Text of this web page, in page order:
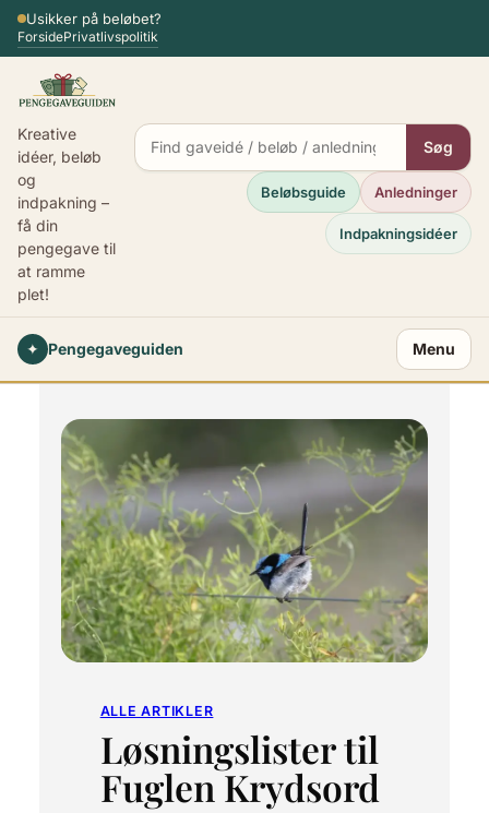
Spring
indhold
Usikker på beløbet?
ForsidePrivatlivspolitik
Kreative
idéer, beløb
og
indpakning –
få din
pengegave til
at ramme
plet!
Søg
Beløbsguide Anledninger
Indpakningsidéer
✦ Pengegaveguiden Menu
ALLE ARTIKLER
Løsningslister til
Fuglen Krydsord